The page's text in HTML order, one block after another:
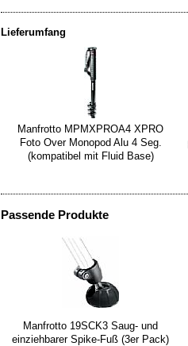
Lieferumfang
Manfrotto MPMXPROA4 XPRO
Foto Over Monopod Alu 4 Seg.
(kompatibel mit Fluid Base)
Passende Produkte
Manfrotto 19SCK3 Saug- und
einziehbarer Spike-Fuß (3er Pack)